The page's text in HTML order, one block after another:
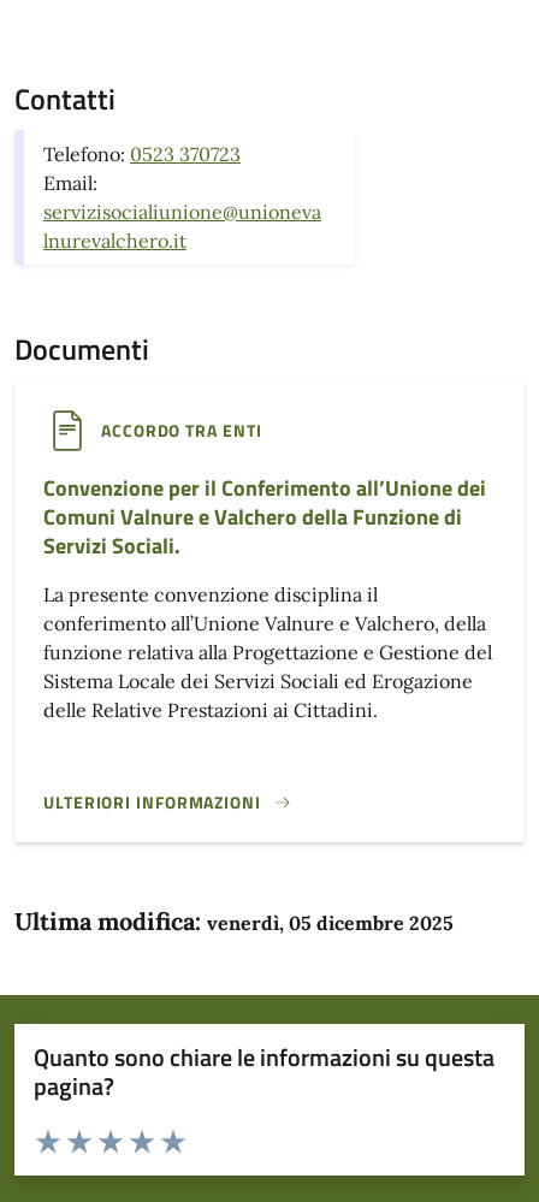
Contatti
Telefono: 0523 370723
Email:
servizisocialiunione@unioneva
lnurevalchero.it
Documenti
ACCORDO TRA ENTI
Convenzione per il Conferimento all’Unione dei
Comuni Valnure e Valchero della Funzione di
Servizi Sociali.
La presente convenzione disciplina il
conferimento all’Unione Valnure e Valchero, della
funzione relativa alla Progettazione e Gestione del
Sistema Locale dei Servizi Sociali ed Erogazione
delle Relative Prestazioni ai Cittadini.
ULTERIORI INFORMAZIONI
CONVENZIONE PER IL CONFERIMENTO ALL’UNIONE DEI
Ultima modifica: venerdì, 05 dicembre 2025
Quanto sono chiare le informazioni su questa
pagina?
Domanda
Valuta da 1 a 5 stelle la pagina
Valuta 5 stelle su 5
Valuta 4 stelle su 5
Valuta 3 stelle su 5
Valuta 2 stelle su 5
Valuta 1 stelle su 5